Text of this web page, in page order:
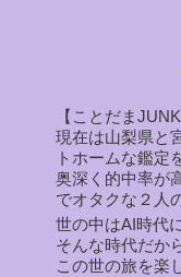
【ことだま
現在は山梨県と
トホームな鑑定
奥深く的中率が
でオタクな２人
世の中はAI時代
そんな時代だか
この世の旅を楽